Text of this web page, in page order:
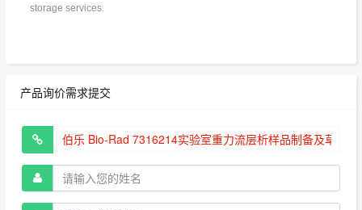
storage services.
产品询价需求提交